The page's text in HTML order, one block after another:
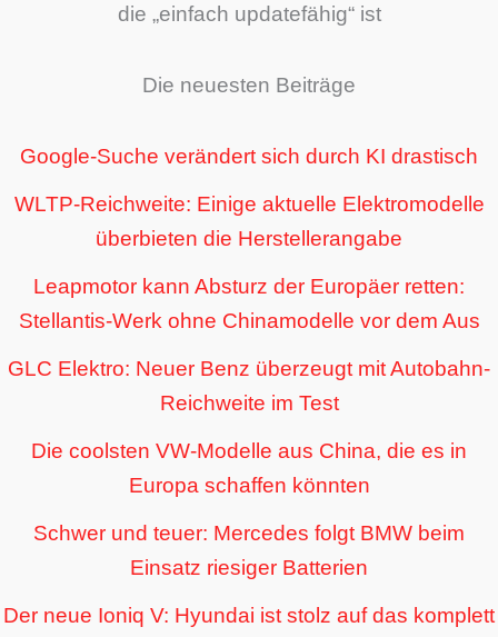
die „einfach updatefähig“ ist
Die neuesten Beiträge
Google-Suche verändert sich durch KI drastisch
WLTP-Reichweite: Einige aktuelle Elektromodelle
überbieten die Herstellerangabe
Leapmotor kann Absturz der Europäer retten:
Stellantis-Werk ohne Chinamodelle vor dem Aus
GLC Elektro: Neuer Benz überzeugt mit Autobahn-
Reichweite im Test
Die coolsten VW-Modelle aus China, die es in
Europa schaffen könnten
Schwer und teuer: Mercedes folgt BMW beim
Einsatz riesiger Batterien
Der neue Ioniq V: Hyundai ist stolz auf das komplett